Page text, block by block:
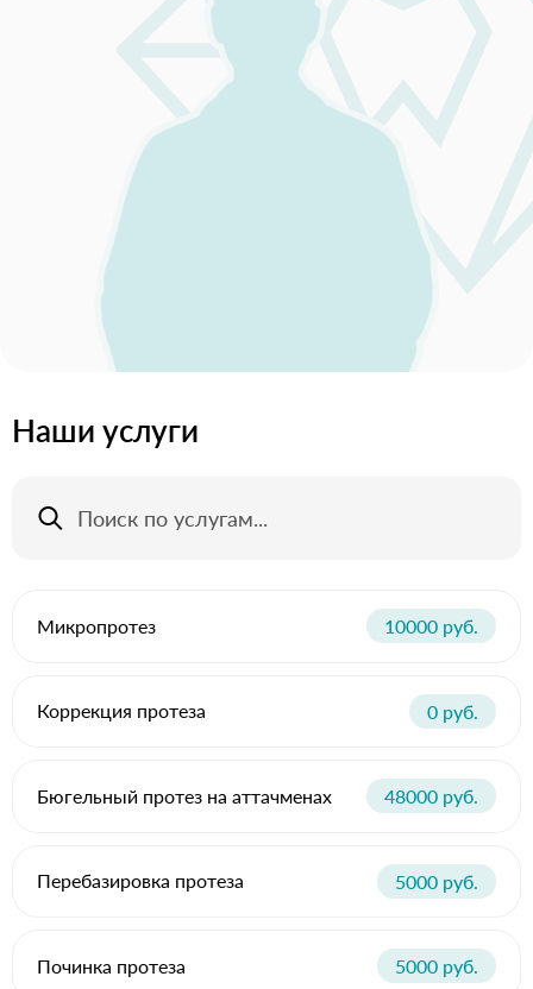
Наши услуги
Микропротез 10000 руб.
Коррекция протеза 0 руб.
Бюгельный протез на аттачменах 48000 руб.
Перебазировка протеза 5000 руб.
Починка протеза 5000 руб.